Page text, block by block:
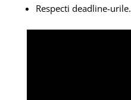
Respecti deadline-urile.